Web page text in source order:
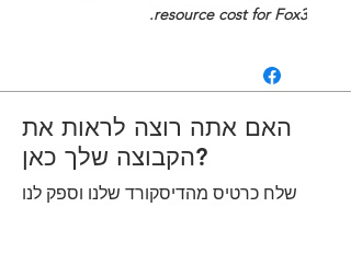
resource cost for Fox3.
האם אתה רוצה לראות את
הקבוצה שלך כאן?
שלח כרטיס מהדיסקורד שלנו וספק לנו